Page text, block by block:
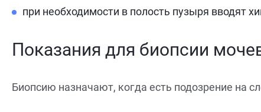
при необходимости в полость пузыря вводят
Показания для биопсии
Биопсию назначают, когда есть подозрение на